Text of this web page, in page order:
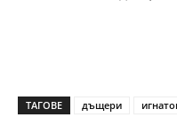
ТАГОВЕ дъщери